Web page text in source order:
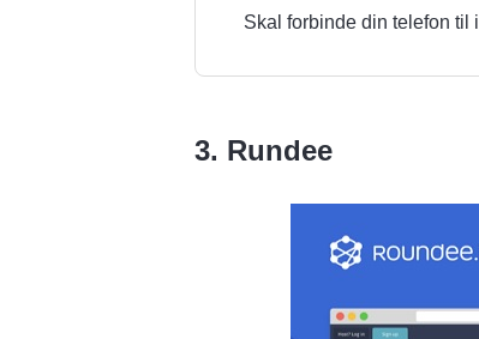
Skal forbinde din telefon til
3. Rundee